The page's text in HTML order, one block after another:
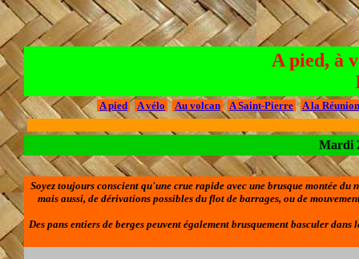
A pied, à
A pied A vélo Au volcan A Saint-Pierre A la Réunion
Mardi
Soyez toujours conscient qu'une crue rapide avec une brusque montée
mais aussi, de dérivations possibles du flot de barrages, ou de
Des pans entiers de berges peuvent également brusquement basculer